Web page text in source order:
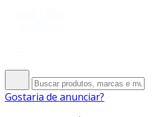
Gostaria de anunciar?